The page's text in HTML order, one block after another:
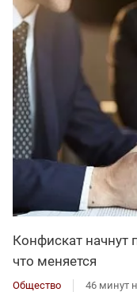
Конфискат начнут
что меняется
Общество 46 минут